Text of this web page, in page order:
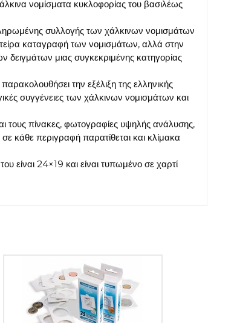
νομίσματα κυκλοφορίας του βασιλέως
συλλογής των χάλκινων νομισμάτων
καταγραφή των νομισμάτων, αλλά στην
μιας συγκεκριμένης κατηγορίας
την εξέλιξη της ελληνικής
συγγένειες των χάλκινων νομισμάτων και
τους πίνακες, φωτογραφίες υψηλής ανάλυσης,
κάθε περιγραφή παρατίθεται και κλίμακα
είναι 24×19 και είναι τυπωμένο σε χαρτί